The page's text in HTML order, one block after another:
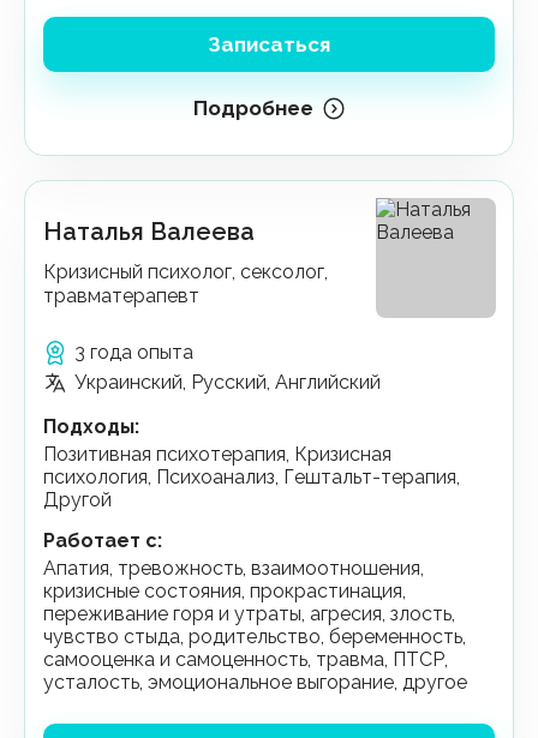
Записаться
Подробнее
Наталья Валеева
Кризисный психолог, сексолог,
травматерапевт
3 года опыта
Украинский, Русский, Английский
Подходы:
Позитивная психотерапия, Кризисная
психология, Психоанализ, Гештальт-терапия,
Другой
Работает с:
апатия, тревожность, взаимоотношения,
кризисные состояния, прокрастинация,
переживание горя и утраты, агресия, злость,
чувство стыда, родительство, беременность,
самооценка и самоценность, травма, ПТСР,
усталость, эмоциональное выгорание, другое